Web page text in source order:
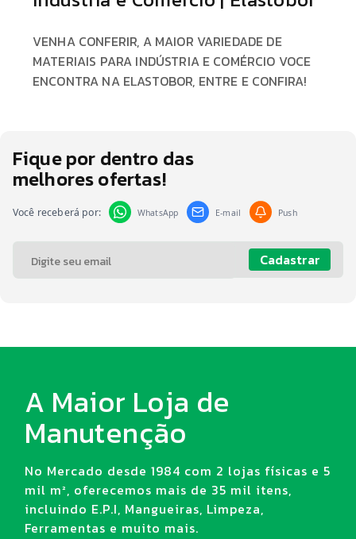
VENHA CONFERIR, A MAIOR VARIEDADE DE
MATERIAIS PARA INDÚSTRIA E COMÉRCIO VOCE
ENCONTRA NA ELASTOBOR, ENTRE E CONFIRA!
Fique por dentro das
melhores ofertas!
Você receberá por: WhatsApp E-mail Push
Cadastrar
A Maior Loja de
Manutenção
No Mercado desde 1984 com 2 lojas físicas e 5
mil m², oferecemos mais de 35 mil itens,
incluindo E.P.I, Mangueiras, Limpeza,
Ferramentas e muito mais.